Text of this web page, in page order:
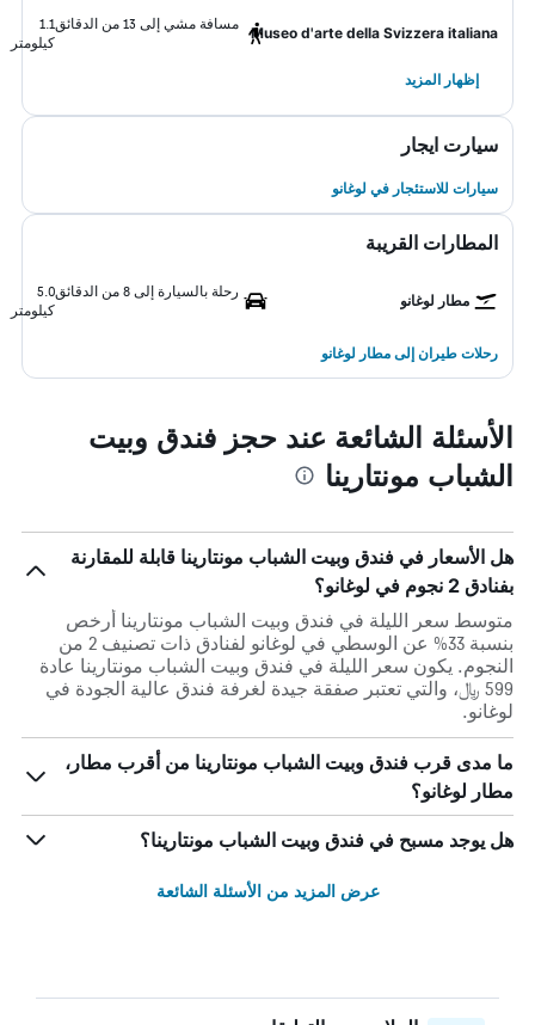
Museo d'arte della Svizzera italiana
مسافة مشي إلى 13 من الدقائق
1.1
كيلومتر
إظهار المزيد
سيارت ايجار
سيارات للاستئجار في لوغانو
المطارات القريبة
مطار لوغانو
رحلة بالسيارة إلى 8 من الدقائق
5.0
كيلومتر
رحلات طيران إلى مطار لوغانو
الأسئلة الشائعة عند حجز فندق وبيت
الشباب مونتارينا
هل الأسعار في فندق وبيت الشباب مونتارينا قابلة للمقارنة
بفنادق 2 نجوم في لوغانو؟
متوسط سعر الليلة في فندق وبيت الشباب مونتارينا أرخص
بنسبة 33% عن الوسطي في لوغانو لفنادق ذات تصنيف 2 من
النجوم. يكون سعر الليلة في فندق وبيت الشباب مونتارينا عادة
599 ﷼، والتي تعتبر صفقة جيدة لغرفة فندق عالية الجودة في
لوغانو.
ما مدى قرب فندق وبيت الشباب مونتارينا من أقرب مطار،
مطار لوغانو؟
هل يوجد مسبح في فندق وبيت الشباب مونتارينا؟
عرض المزيد من الأسئلة الشائعة